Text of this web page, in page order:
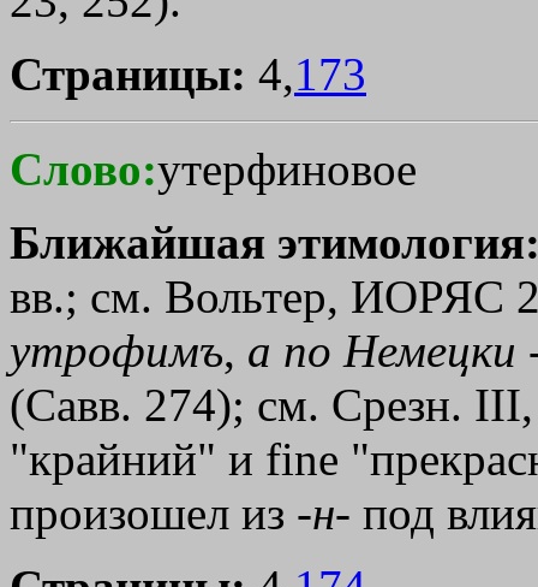
Страницы: 4,173
Слово:утерфиновое
Ближайшая
вв.; см. Вольтер, ИОРЯС
утрофимъ, а по Немецки
(Савв. 274); см. Срезн.
"крайний" и finе
произошел из -н- под